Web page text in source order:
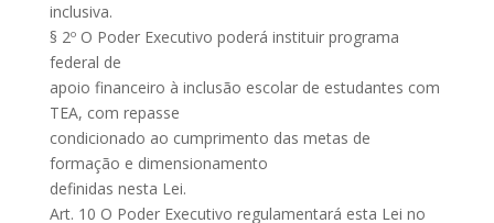
inclusiva.
§ 2º O Poder Executivo poderá instituir programa
federal de
apoio financeiro à inclusão escolar de estudantes com
TEA, com repasse
condicionado ao cumprimento das metas de
formação e dimensionamento
definidas nesta Lei.
Art. 10 O Poder Executivo regulamentará esta Lei no